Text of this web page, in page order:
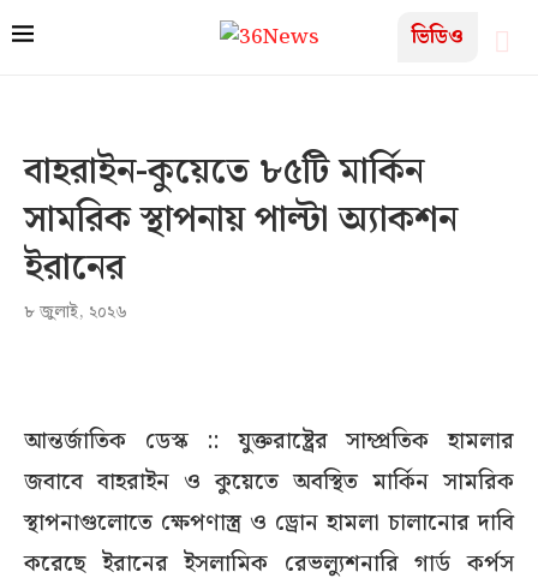
ভিডিও
বাহরাইন-কুয়েতে ৮৫টি মার্কিন
সামরিক স্থাপনায় পাল্টা ‌অ্যাকশন
ইরানের
৮ জুলাই, ২০২৬
আন্তর্জাতিক ডেস্ক :: যুক্তরাষ্ট্রের সাম্প্রতিক হামলার
জবাবে বাহরাইন ও কুয়েতে অবস্থিত মার্কিন সামরিক
স্থাপনাগুলোতে ক্ষেপণাস্ত্র ও ড্রোন হামলা চালানোর দাবি
করেছে ইরানের ইসলামিক রেভল্যুশনারি গার্ড কর্পস